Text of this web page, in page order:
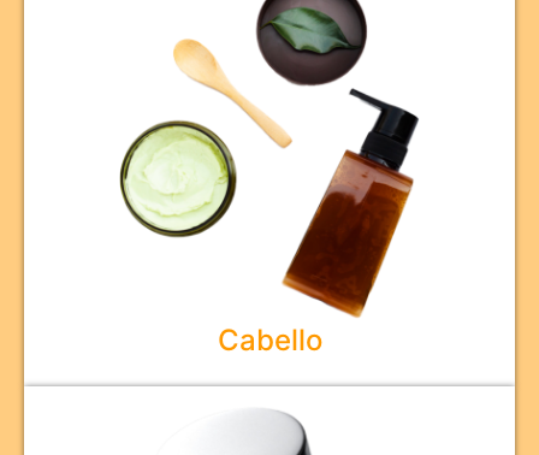
Cabello